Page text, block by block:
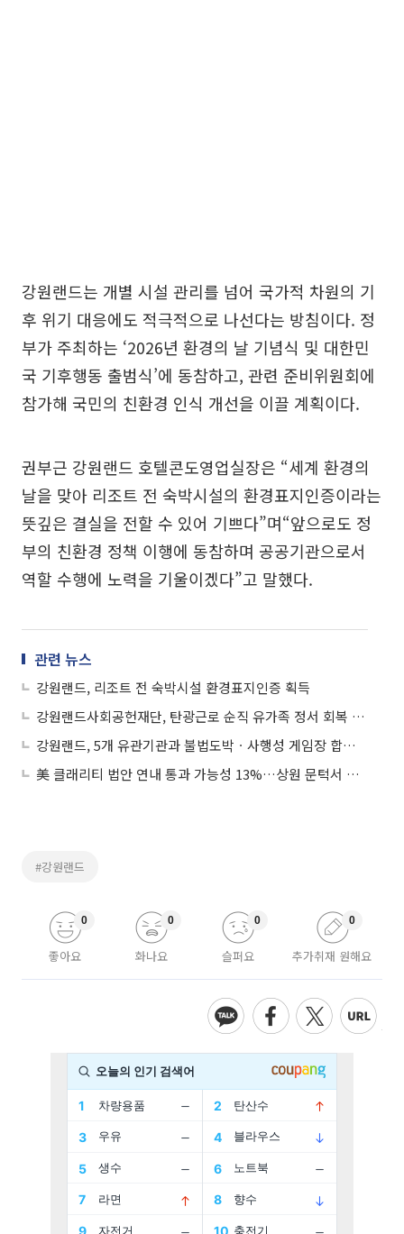
강원랜드는 개별 시설 관리를 넘어 국가적 차원의 기
후 위기 대응에도 적극적으로 나선다는 방침이다. 정
부가 주최하는 ‘2026년 환경의 날 기념식 및 대한민
국 기후행동 출범식’에 동참하고, 관련 준비위원회에
참가해 국민의 친환경 인식 개선을 이끌 계획이다.
권부근 강원랜드 호텔콘도영업실장은 “세계 환경의
날을 맞아 리조트 전 숙박시설의 환경표지인증이라는
뜻깊은 결실을 전할 수 있어 기쁘다”며“앞으로도 정
부의 친환경 정책 이행에 동참하며 공공기관으로서
역할 수행에 노력을 기울이겠다”고 말했다.
관련 뉴스
강원랜드, 리조트 전 숙박시설 환경표지인증 획득
강원랜드사회공헌재단, 탄광근로 순직 유가족 정서 회복 위해 ‘10년째 동행’
강원랜드, 5개 유관기관과 불법도박ㆍ사행성 게임장 합동 단속…4곳 적발
美 클래리티 법안 연내 통과 가능성 13%…상원 문턱서 제동
#강원랜드
좋아요
0
화나요
0
슬퍼요
0
추가취재 원해요
0